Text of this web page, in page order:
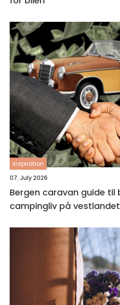
inspiration
07. July 2026
Bergen caravan guide til bobil- og
campingliv på vestlandet